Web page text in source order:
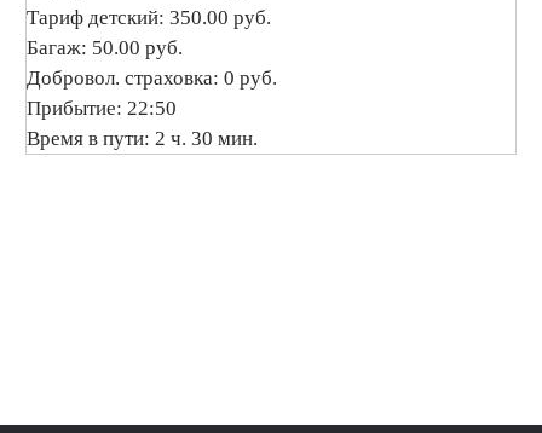
Тариф детский: 350.00 руб.
Багаж: 50.00 руб.
Добровол. страховка: 0 руб.
Прибытие: 22:50
Время в пути: 2 ч. 30 мин.